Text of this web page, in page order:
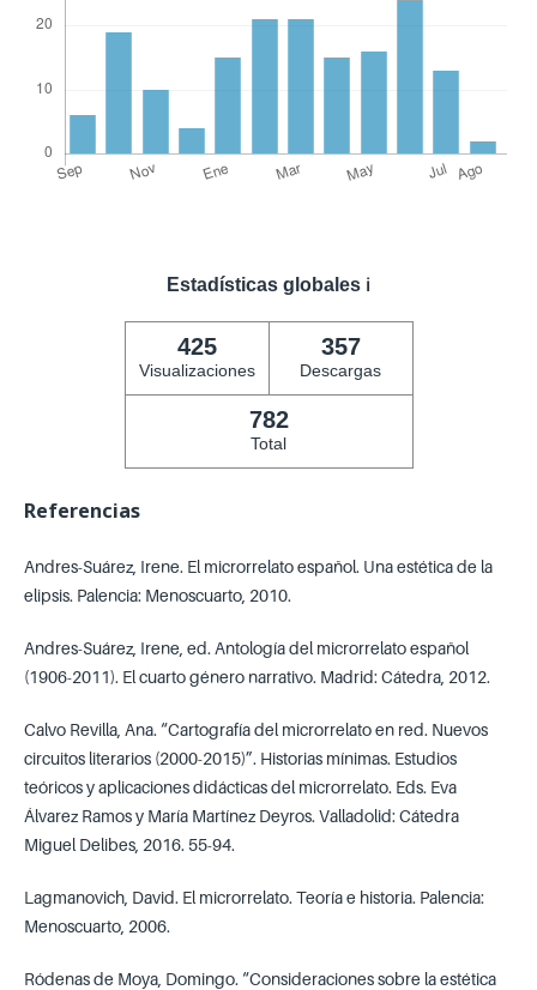
Estadísticas globales ℹ️
425
Visualizaciones
357
Descargas
782
Total
Referencias
Andres-Suárez, Irene. El microrrelato español. Una estética de la
elipsis. Palencia: Menoscuarto, 2010.
Andres-Suárez, Irene, ed. Antología del microrrelato español
(1906-2011). El cuarto género narrativo. Madrid: Cátedra, 2012.
Calvo Revilla, Ana. “Cartografía del microrrelato en red. Nuevos
circuitos literarios (2000-2015)”. Historias mínimas. Estudios
teóricos y aplicaciones didácticas del microrrelato. Eds. Eva
Álvarez Ramos y María Martínez Deyros. Valladolid: Cátedra
Miguel Delibes, 2016. 55-94.
Lagmanovich, David. El microrrelato. Teoría e historia. Palencia:
Menoscuarto, 2006.
Ródenas de Moya, Domingo. “Consideraciones sobre la estética